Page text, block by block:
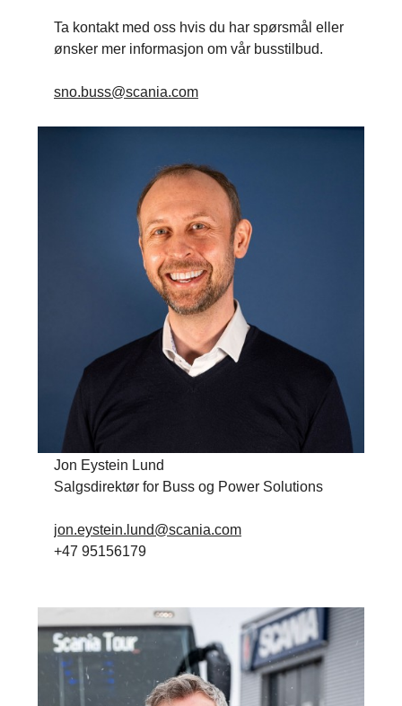
Ta kontakt med oss hvis du har spørsmål eller
ønsker mer informasjon om vår busstilbud.
sno.buss@scania.com
Jon Eystein Lund
Salgsdirektør for Buss og Power Solutions
jon.eystein.lund@scania.com
+47 95156179